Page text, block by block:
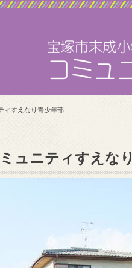
ィすえなり青少年部
ュニティすえな